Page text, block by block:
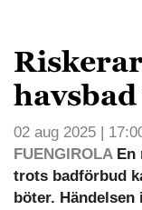
02 aug 2025 |
FUENGIROLAEn
trots badförbud
böter.